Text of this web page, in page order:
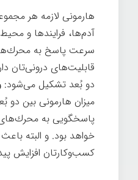
هارمونی لازمه هر
آدم‌ها، فرایندها و
سرعت پاسخ به
قابليت‌های درونی‌تان
دو بُعد تشکیل می‌شود:
ميزان هارمونی بين دو
پاسخگويی به محرك‌های
خواهد بود. و البته
كسب‌وكارتان افزايش